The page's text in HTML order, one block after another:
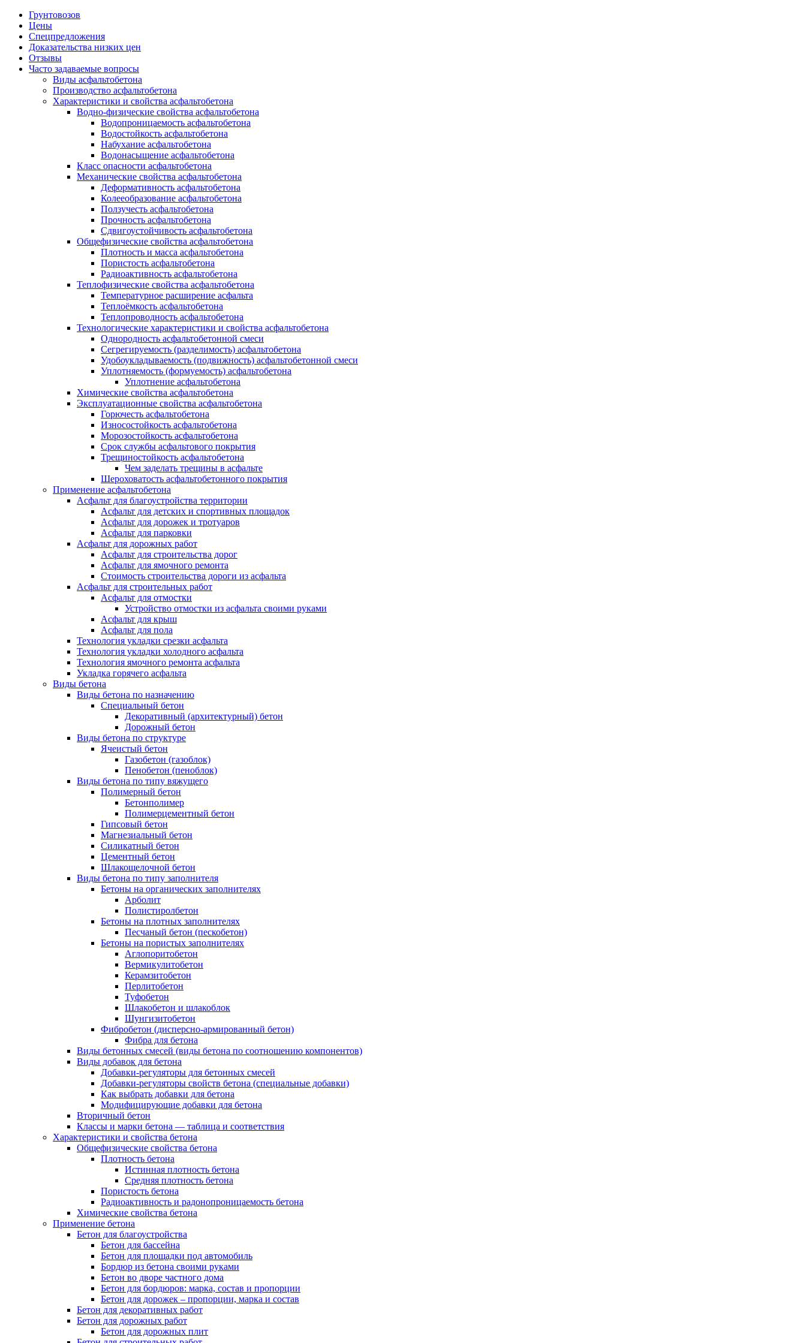
Грунтовозов
Цены
Спецпредложения
Доказательства низких цен
Отзывы
Часто задаваемые вопросы
Виды асфальтобетона
Производство асфальтобетона
Характеристики и свойства асфальтобетона
Водно-физические свойства асфальтобетона
Водопроницаемость асфальтобетона
Водостойкость асфальтобетона
Набухание асфальтобетона
Водонасыщение асфальтобетона
Класс опасности асфальтобетона
Механические свойства асфальтобетона
Деформативность асфальтобетона
Колееобразование асфальтобетона
Ползучесть асфальтобетона
Прочность асфальтобетона
Сдвигоустойчивость асфальтобетона
Общефизические свойства асфальтобетона
Плотность и масса асфальтобетона
Пористость асфальтобетона
Радиоактивность асфальтобетона
Теплофизические свойства асфальтобетона
Температурное расширение асфальта
Теплоёмкость асфальтобетона
Теплопроводность асфальтобетона
Технологические характеристики и свойства асфальтобетона
Однородность асфальтобетонной смеси
Сегрегируемость (разделимость) асфальтобетона
Удобоукладываемость (подвижность) асфальтобетонной смеси
Уплотняемость (формуемость) асфальтобетона
Уплотнение асфальтобетона
Химические свойства асфальтобетона
Эксплуатационные свойства асфальтобетона
Горючесть асфальтобетона
Износостойкость асфальтобетона
Морозостойкость асфальтобетона
Срок службы асфальтового покрытия
Трещиностойкость асфальтобетона
Чем заделать трещины в асфальте
Шероховатость асфальтобетонного покрытия
Применение асфальтобетона
Асфальт для благоустройства территории
Асфальт для детских и спортивных площадок
Асфальт для дорожек и тротуаров
Асфальт для парковки
Асфальт для дорожных работ
Асфальт для строительства дорог
Асфальт для ямочного ремонта
Стоимость строительства дороги из асфальта
Асфальт для строительных работ
Асфальт для отмостки
Устройство отмостки из асфальта своими руками
Асфальт для крыш
Асфальт для пола
Технология укладки срезки асфальта
Технология укладки холодного асфальта
Технология ямочного ремонта асфальта
Укладка горячего асфальта
Виды бетона
Виды бетона по назначению
Специальный бетон
Декоративный (архитектурный) бетон
Дорожный бетон
Виды бетона по структуре
Ячеистый бетон
Газобетон (газоблок)
Пенобетон (пеноблок)
Виды бетона по типу вяжущего
Полимерный бетон
Бетонполимер
Полимерцементный бетон
Гипсовый бетон
Магнезиальный бетон
Силикатный бетон
Цементный бетон
Шлакощелочной бетон
Виды бетона по типу заполнителя
Бетоны на органических заполнителях
Арболит
Полистиролбетон
Бетоны на плотных заполнителях
Песчаный бетон (пескобетон)
Бетоны на пористых заполнителях
Аглопоритобетон
Вермикулитобетон
Керамзитобетон
Перлитобетон
Туфобетон
Шлакобетон и шлакоблок
Шунгизитобетон
Фибробетон (дисперсно-армированный бетон)
Фибра для бетона
Виды бетонных смесей (виды бетона по соотношению компонентов)
Виды добавок для бетона
Добавки-регуляторы для бетонных смесей
Добавки-регуляторы свойств бетона (специальные добавки)
Как выбрать добавки для бетона
Модифицирующие добавки для бетона
Вторичный бетон
Классы и марки бетона — таблица и соответствия
Характеристики и свойства бетона
Общефизические свойства бетона
Плотность бетона
Истинная плотность бетона
Средняя плотность бетона
Пористость бетона
Радиоактивность и радонопроницаемость бетона
Химические свойства бетона
Применение бетона
Бетон для благоустройства
Бетон для бассейна
Бетон для площадки под автомобиль
Бордюр из бетона своими руками
Бетон во дворе частного дома
Бетон для бордюров: марка, состав и пропорции
Бетон для дорожек – пропорции, марка и состав
Бетон для декоративных работ
Бетон для дорожных работ
Бетон для дорожных плит